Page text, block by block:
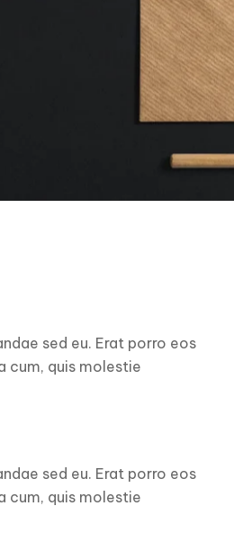
sed eu. Erat porro eos
cum, quis molestie
sed eu. Erat porro eos
cum, quis molestie